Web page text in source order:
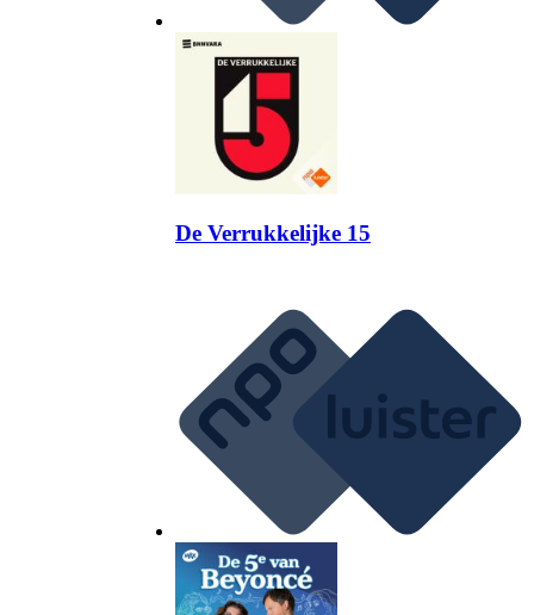
De Verrukkelijke 15